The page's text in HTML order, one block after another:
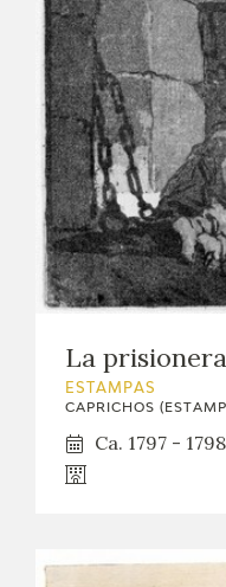
La prisionera
ESTAMPAS
CAPRICHOS
Ca. 1797 - 1798